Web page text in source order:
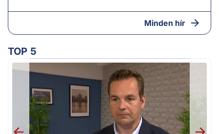
Minden hír
TOP 5